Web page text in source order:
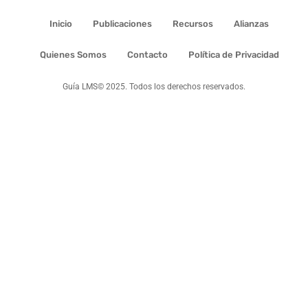
Inicio Publicaciones Recursos Alianzas
Quienes Somos Contacto Política de Privacidad
Guía LMS© 2025. Todos los derechos reservados.